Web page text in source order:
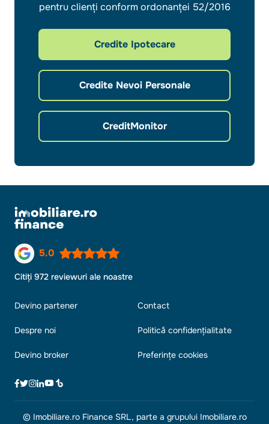
pentru clienți conform ordonanței 52/2016
Credite Ipotecare
Credite Nevoi Personale
CreditMonitor
5.0
Citiți 972 reviewuri ale noastre
Devino partener
Despre noi
Devino broker
Contact
Politică confidențialitate
Preferințe cookies
© Imobiliare.ro Finance SRL, parte a grupului Imobiliare.ro